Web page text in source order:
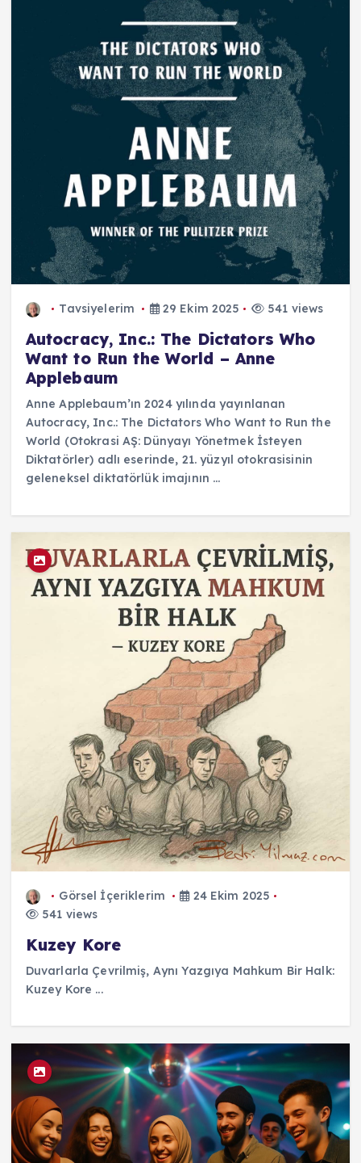
Tavsiyelerim 29 Ekim 2025 541 views
Autocracy, Inc.: The Dictators Who
Want to Run the World – Anne
Applebaum
Anne Applebaum’ın 2024 yılında yayınlanan
Autocracy, Inc.: The Dictators Who Want to Run the
World (Otokrasi AŞ: Dünyayı Yönetmek İsteyen
Diktatörler) adlı eserinde, 21. yüzyıl otokrasisinin
geleneksel diktatörlük imajının ...
Görsel İçeriklerim
24 Ekim 2025
541 views
Kuzey Kore
Duvarlarla Çevrilmiş, Aynı Yazgıya Mahkum Bir Halk:
Kuzey Kore ...